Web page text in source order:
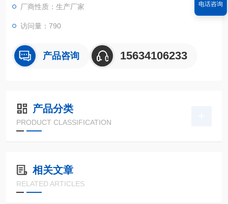
厂商性质：生产厂家
访问量：790
产品咨询 15634106233
产品分类
PRODUCT CLASSIFICATION
相关文章
RELATED ARTICLES
电话咨询